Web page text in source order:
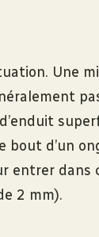
Une
bout d’un
entrer dans
2 mm).